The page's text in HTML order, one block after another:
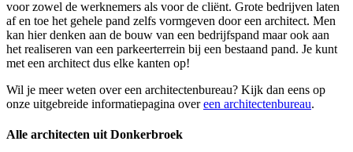
voor zowel de werknemers als voor de cliënt. Grote bedrijven laten
af en toe het gehele pand zelfs vormgeven door een architect. Men
kan hier denken aan de bouw van een bedrijfspand maar ook aan
het realiseren van een parkeerterrein bij een bestaand pand. Je kunt
met een architect dus elke kanten op!
Wil je meer weten over een architectenbureau? Kijk dan eens op
onze uitgebreide informatiepagina overeen architectenbureau.
Alle architecten uit Donkerbroek